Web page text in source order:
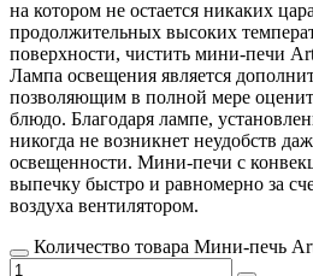
на котором не остается никаких
продолжительных высоких
поверхности, чистить мини-печи
Лампа освещения является
позволяющим в полной мере
блюдо. Благодаря лампе,
никогда не возникнет неудобств
освещенности. Мини-печи с
выпечку быстро и равномерно за
воздуха вентилятором.
Количество товара Мини-печь